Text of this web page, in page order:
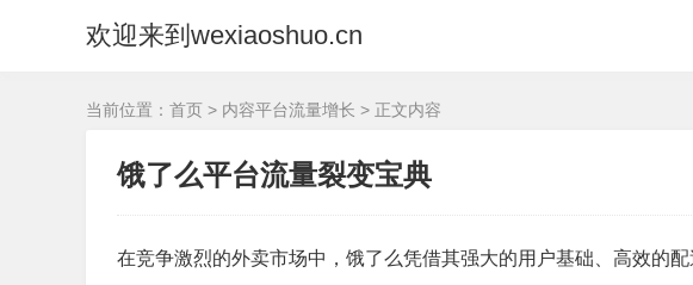
欢迎来到wexiaoshuo.cn
当前位置： 首页 > 内容平台流量增长 > 正文内容
饿了么平台流量裂变宝典
在竞争激烈的外卖市场中，饿了么凭借其强大的用户基础、高效的